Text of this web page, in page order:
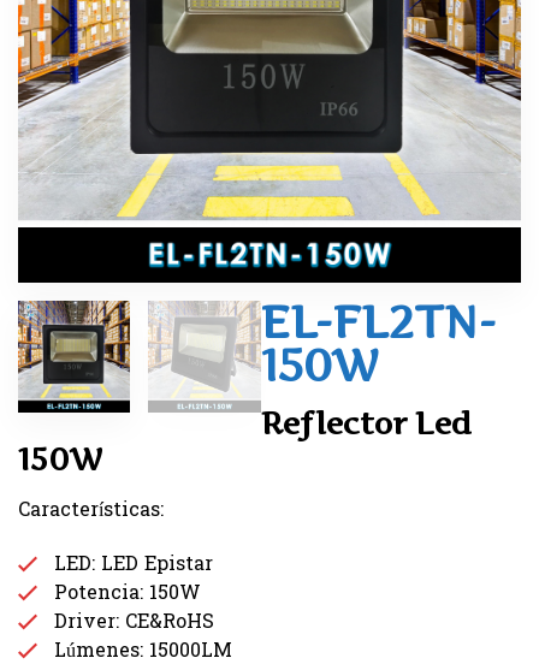
EL-FL2TN-
150W
Reflector Led
150W
Características:
LED: LED Epistar
Potencia: 150W
Driver: CE&RoHS
Lúmenes: 15000LM